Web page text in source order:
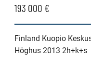
193 000 €
Finland Kuopio
Höghus 2013 2h+k+s